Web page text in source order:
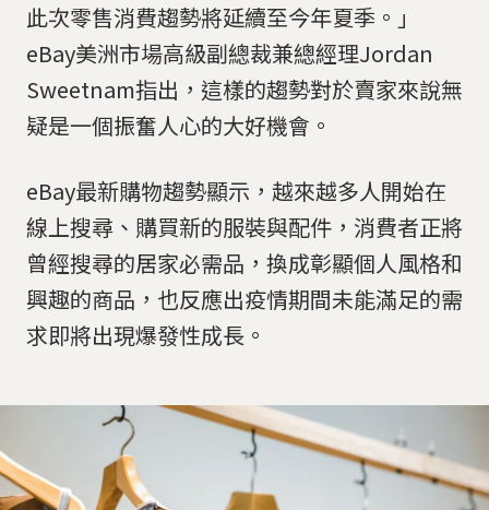
此次零售消費趨勢將延續至今年夏季。」
eBay美洲市場高級副總裁兼總經理Jordan
Sweetnam指出，這樣的趨勢對於賣家來說無
疑是一個振奮人心的大好機會。
eBay最新購物趨勢顯示，越來越多人開始在
線上搜尋、購買新的服裝與配件，消費者正將
曾經搜尋的居家必需品，換成彰顯個人風格和
興趣的商品，也反應出疫情期間未能滿足的需
求即將出現爆發性成長。